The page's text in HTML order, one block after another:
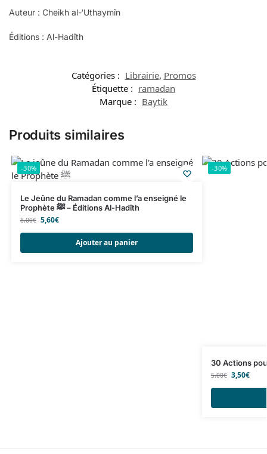
Auteur : Cheikh al-‘Uthaymîn
Éditions : Al-Hadîth
Catégories : Librairie, Promos
Étiquette : ramadan
Marque : Baytik
Produits similaires
-30%
Le Jeûne du Ramadan comme l’a enseigné le
Prophète ﷺ – Éditions Al-Hadîth
8,00€ 5,60€
Ajouter au panier
-30%
30 Actions
5,00€ 3,50€